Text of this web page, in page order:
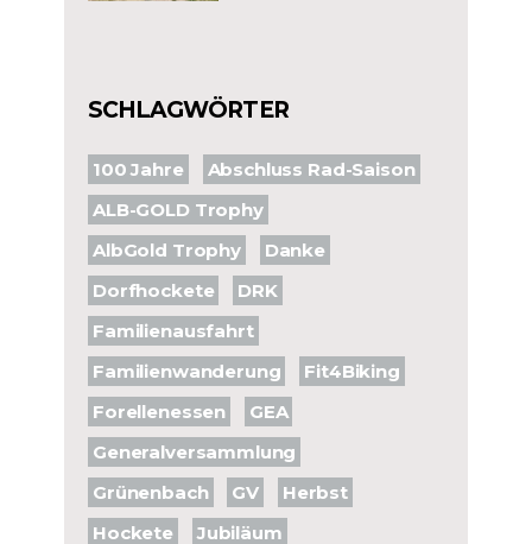
SCHLAGWÖRTER
100 Jahre
Abschluss Rad-Saison
ALB-GOLD Trophy
AlbGold Trophy
Danke
Dorfhockete
DRK
Familienausfahrt
Familienwanderung
Fit4Biking
Forellenessen
GEA
Generalversammlung
Grünenbach
GV
Herbst
Hockete
Jubiläum